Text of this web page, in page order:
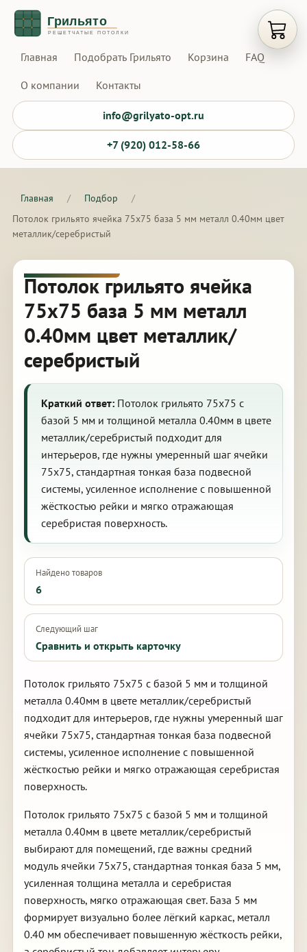
Главная Подобрать Грильято Корзина FAQ
О компании Контакты
info@grilyato-opt.ru
+7 (920) 012-58-66
Главная / Подбор
/
Потолок грильято ячейка 75х75 база 5 мм металл 0.40мм цвет
металлик/серебристый
Потолок грильято ячейка
75х75 база 5 мм металл
0.40мм цвет металлик/
серебристый
Краткий ответ:Потолок грильято 75х75 с
базой 5 мм и толщиной металла 0.40мм в цвете
металлик/серебристый подходит для
интерьеров, где нужны умеренный шаг ячейки
75х75, стандартная тонкая база подвесной
системы, усиленное исполнение с повышенной
жёсткостью рейки и мягко отражающая
серебристая поверхность.
Найдено товаров
6
Следующий шаг
Сравнить и открыть карточку
Потолок грильято 75х75 с базой 5 мм и толщиной
металла 0.40мм в цвете металлик/серебристый
подходит для интерьеров, где нужны умеренный шаг
ячейки 75х75, стандартная тонкая база подвесной
системы, усиленное исполнение с повышенной
жёсткостью рейки и мягко отражающая серебристая
поверхность.
Потолок грильято 75х75 с базой 5 мм и толщиной
металла 0.40мм в цвете металлик/серебристый
выбирают для помещений, где важны средний
модуль ячейки 75х75, стандартная тонкая база 5 мм,
усиленная толщина металла и серебристая
поверхность, мягко отражающая свет. База 5 мм
формирует визуально более лёгкий каркас, металл
0.40 мм обеспечивает повышенную жёсткость рейки,